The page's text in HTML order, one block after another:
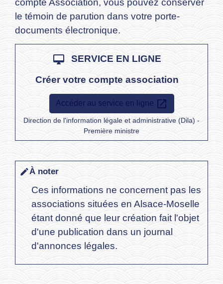
compte Association, vous pouvez conserver
le témoin de parution dans votre porte-
documents électronique.
desktop_mac
SERVICE EN LIGNE
Créer votre compte association
Accéder au service en ligne open_in_new
Direction de l'information légale et administrative (Dila) -
Première ministre
editÀ noter
Ces informations ne concernent pas les
associations situées en Alsace-Moselle
étant donné que leur création fait l'objet
d'une publication dans un journal
d'annonces légales.